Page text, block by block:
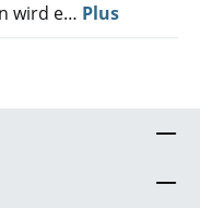
wird e… Plus